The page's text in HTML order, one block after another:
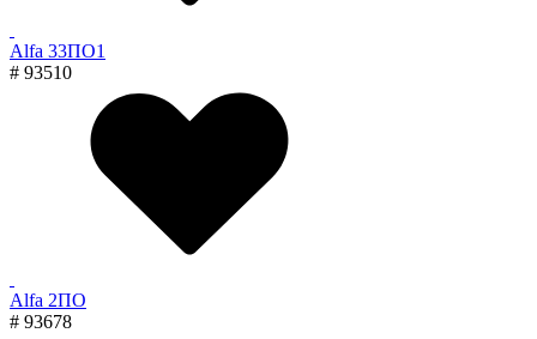
Alfa 33ПО1
# 93510
Alfa 2ПО
# 93678